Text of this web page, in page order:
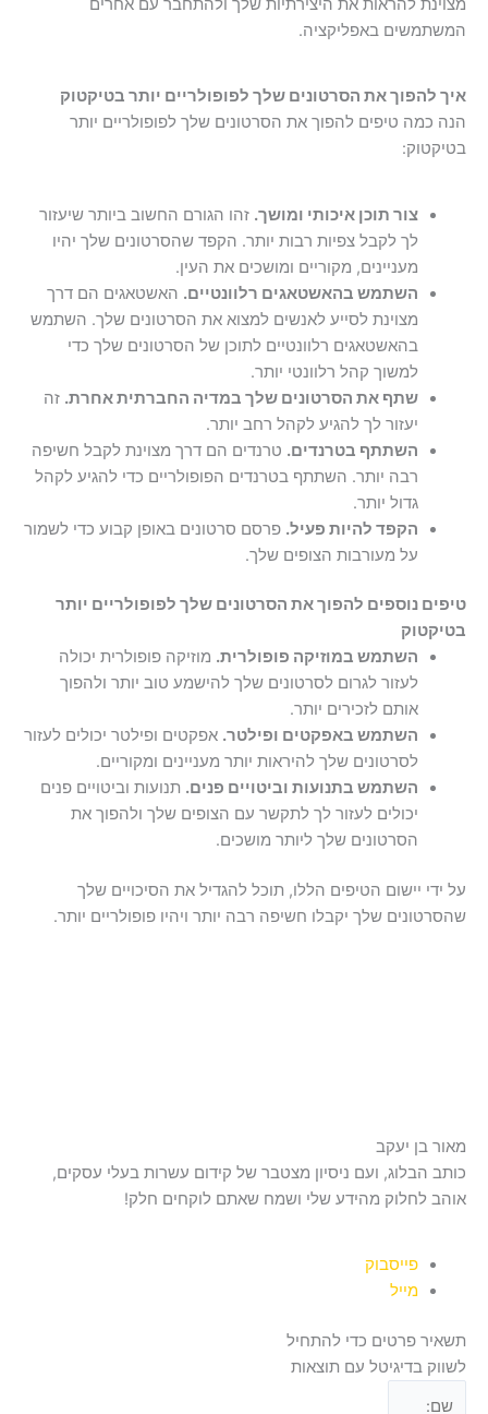
מצוינת להראות את היצירתיות שלך ולהתחבר עם אחרים
המשתמשים באפליקציה.
איך להפוך את הסרטונים שלך לפופולריים יותר בטיקטוק
הנה כמה טיפים להפוך את הסרטונים שלך לפופולריים יותר
בטיקטוק:
צור תוכן איכותי ומושך. זהו הגורם החשוב ביותר שיעזור
לך לקבל צפיות רבות יותר. הקפד שהסרטונים שלך יהיו
מעניינים, מקוריים ומושכים את העין.
השתמש בהאשטאגים רלוונטיים. האשטאגים הם דרך
מצוינת לסייע לאנשים למצוא את הסרטונים שלך. השתמש
בהאשטאגים רלוונטיים לתוכן של הסרטונים שלך כדי
למשוך קהל רלוונטי יותר.
שתף את הסרטונים שלך במדיה החברתית אחרת. זה
יעזור לך להגיע לקהל רחב יותר.
השתתף בטרנדים. טרנדים הם דרך מצוינת לקבל חשיפה
רבה יותר. השתתף בטרנדים הפופולריים כדי להגיע לקהל
גדול יותר.
הקפד להיות פעיל. פרסם סרטונים באופן קבוע כדי לשמור
על מעורבות הצופים שלך.
טיפים נוספים להפוך את הסרטונים שלך לפופולריים יותר
בטיקטוק
השתמש במוזיקה פופולרית. מוזיקה פופולרית יכולה
לעזור לגרום לסרטונים שלך להישמע טוב יותר ולהפוך
אותם לזכירים יותר.
השתמש באפקטים ופילטר. אפקטים ופילטר יכולים לעזור
לסרטונים שלך להיראות יותר מעניינים ומקוריים.
השתמש בתנועות וביטויים פנים. תנועות וביטויים פנים
יכולים לעזור לך לתקשר עם הצופים שלך ולהפוך את
הסרטונים שלך ליותר מושכים.
על ידי יישום הטיפים הללו, תוכל להגדיל את הסיכויים שלך
שהסרטונים שלך יקבלו חשיפה רבה יותר ויהיו פופולריים יותר.
מאור בן יעקב
כותב הבלוג, ועם ניסיון מצטבר של קידום עשרות בעלי עסקים,
אוהב לחלוק מהידע שלי ושמח שאתם לוקחים חלק!
פייסבוק
מייל
תשאיר פרטים כדי להתחיל
לשווק בדיגיטל עם תוצאות